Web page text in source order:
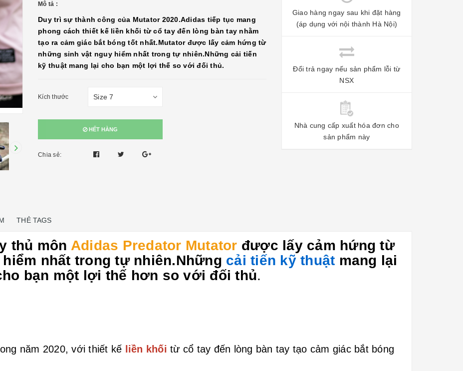
Mô tả :
Duy trì sự thành công của Mutator 2020.Adidas tiếp tục mang
phong cách thiết kế liền khối từ cổ tay đến lòng bàn tay nhằm
tạo ra cảm giác bắt bóng tốt nhất.Mutator được lấy cảm hứng từ
những sinh vật nguy hiểm nhất trong tự nhiên.Những cải tiến
kỹ thuật mang lại cho bạn một lợi thế so với đối thủ.
Kích thước
HẾT HÀNG
Chia sẻ:
Giao hàng ngay sau khi đặt hàng
(áp dụng với nội thành Hà Nội)
Đổi trả ngay nếu sản phẩm lỗi từ
NSX
Nhà cung cấp xuất hóa đơn cho
sản phẩm này
THẺ TAGS
thủ môn Adidas Predator Mutator được lấy cảm hứng từ
nhất trong tự nhiên.Những cải tiến kỹ thuật mang lại
bạn một lợi thế hơn so với đối thủ.
năm 2020, với thiết kế liền khối từ cổ tay đến lòng bàn tay tạo cảm giác bắt bóng